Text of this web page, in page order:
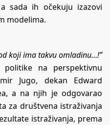
sada ih očekuju izazovi
modelima.
koji ima takvu omladinu…!”
na perspektivnu
Jugo, dekan Edward
a na njih je odgovarao
za društvena istraživanja
istraživanja, prema